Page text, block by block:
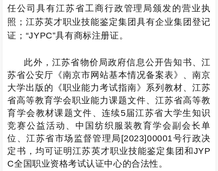
任公司具有江苏省工商行政管理局颁发的营业执
照；江苏英才职业技能鉴定集团具有企业集团登记
证；“JYPC”具有商标注册证。
此外，江苏省物价局政府信息公开告知书、江
苏省公安厅《南京市网站基本情况备案表》、南京
大学出版的《职业能力考试指南》系列教材、江苏
省高等教育学会职业能力课题文件、江苏省高等教
育学会教材课题文件、连续5届江苏省大学生知识
竞赛公益活动、中国纺织服装教育学会副会长单
位、江苏省市场监督管理局[2023]00001号行政决
定书，均可证明江苏英才职业技能鉴定集团和JYP
C全国职业资格考试认证中心的合法性。